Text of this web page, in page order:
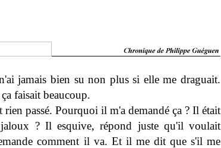
jamais bien su non plus si elle me draguait.
faisait beaucoup.
rien passé. Pourquoi il m'a demandé ça ? Il était
? Il esquive, répond juste qu'il voulait
comment il va. Et il me dit que s'il me